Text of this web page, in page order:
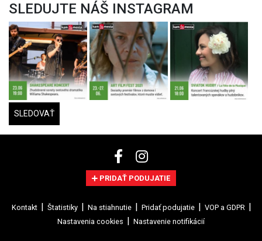
SLEDUJTE NÁŠ INSTAGRAM
SLEDOVAŤ
PRIDAŤ PODUJATIE
Kontakt Štatistiky Na stiahnutie Pridať podujatie
VOP a GDPR
Nastavenia cookies
Nastavenie notifikácií